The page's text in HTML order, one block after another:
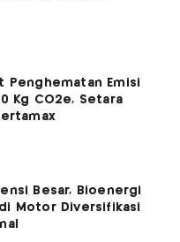
Penghematan Emisi
Kg CO2e, Setara
Besar, Bioenergi
Motor Diversifikasi